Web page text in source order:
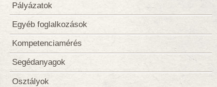
Pályázatok
Egyéb foglalkozások
Kompetenciamérés
Segédanyagok
Osztályok